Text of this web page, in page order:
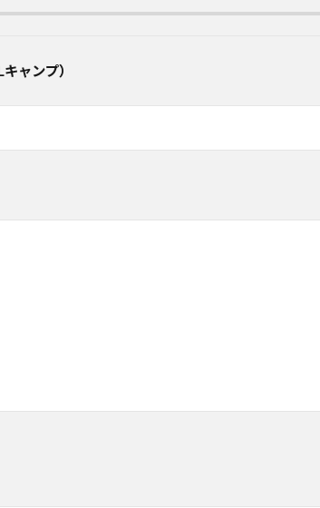
ャンプ）